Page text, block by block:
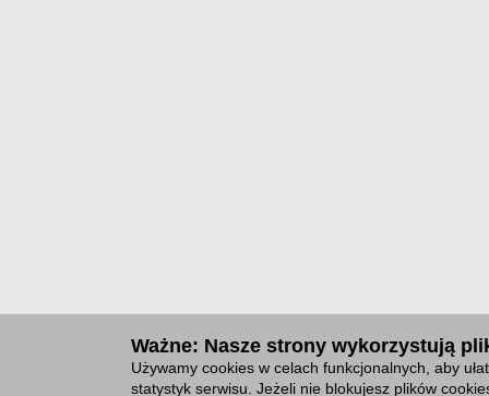
Ważne: Nasze strony wykorzystują
Używamy cookies w celach funkcjonalnych, aby
statystyk serwisu. Jeżeli nie blokujesz plików